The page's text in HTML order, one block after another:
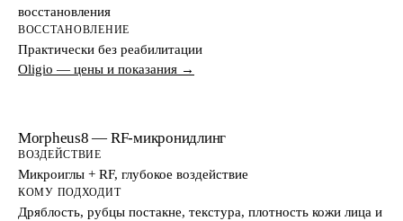
восстановления
ВОССТАНОВЛЕНИЕ
Практически без реабилитации
Oligio — цены и показания →
Morpheus8 — RF-микронидлинг
ВОЗДЕЙСТВИЕ
Микроиглы + RF, глубокое воздействие
КОМУ ПОДХОДИТ
Дряблость, рубцы постакне, текстура, плотность кожи лица и